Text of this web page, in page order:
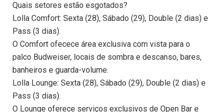
Quais setores estão esgotados?
Lolla Comfort: Sexta (28), Sábado (29), Double (2 dias) e
Pass (3 dias).
O Comfort ofecece área exclusiva com vista para o
palco Budweiser, locais de sombra e descanso, bares,
banheiros e guarda-volume.
Lolla Lounge: Sexta (28), Sábado (29), Double (2 dias) e
Pass (3 dias).
O Lounge oferece serviços exclusivos de Open Bar e